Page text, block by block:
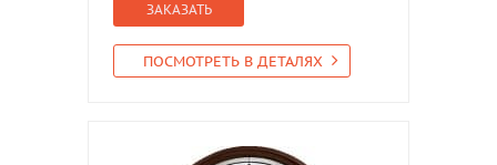
ЗАКАЗАТЬ
ПОСМОТРЕТЬ В ДЕТАЛЯХ